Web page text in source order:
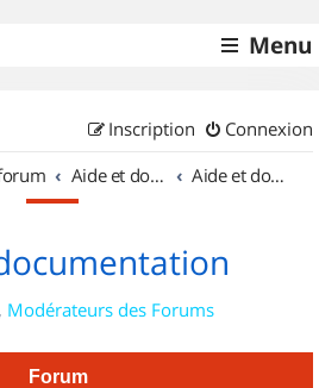
Menu
Connexion
Inscription
Aide et documentation Aide et documentation
, Modérateurs des Forums
Forum